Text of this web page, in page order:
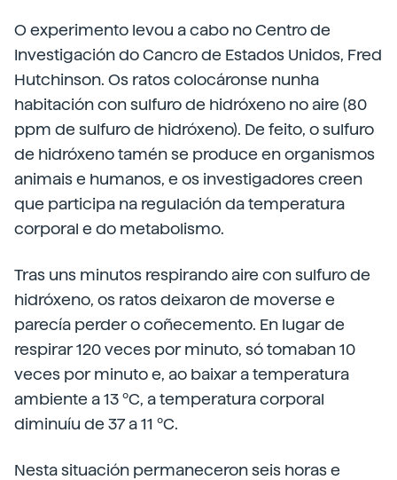
O experimento levou a cabo no Centro de
Investigación do Cancro de Estados Unidos, Fred
Hutchinson. Os ratos colocáronse nunha
habitación con sulfuro de hidróxeno no aire (80
ppm de sulfuro de hidróxeno). De feito, o sulfuro
de hidróxeno tamén se produce en organismos
animais e humanos, e os investigadores creen
que participa na regulación da temperatura
corporal e do metabolismo.
Tras uns minutos respirando aire con sulfuro de
hidróxeno, os ratos deixaron de moverse e
parecía perder o coñecemento. En lugar de
respirar 120 veces por minuto, só tomaban 10
veces por minuto e, ao baixar a temperatura
ambiente a 13 ºC, a temperatura corporal
diminuíu de 37 a 11 ºC.
Nesta situación permaneceron seis horas e